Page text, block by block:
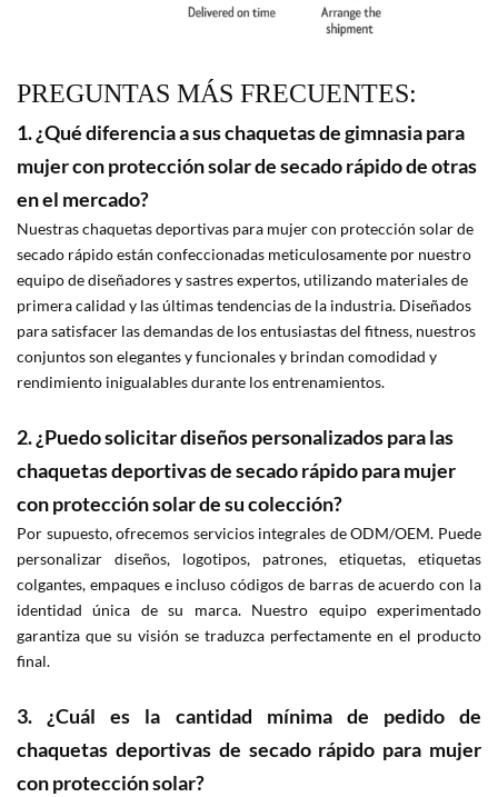
PREGUNTAS MÁS FRECUENTES:
1. ¿Qué diferencia a sus chaquetas de gimnasia para
mujer con protección solar de secado rápido de otras
en el mercado?
Nuestras chaquetas deportivas para mujer con protección solar de
secado rápido están confeccionadas meticulosamente por nuestro
equipo de diseñadores y sastres expertos, utilizando materiales de
primera calidad y las últimas tendencias de la industria. Diseñados
para satisfacer las demandas de los entusiastas del fitness, nuestros
conjuntos son elegantes y funcionales y brindan comodidad y
rendimiento inigualables durante los entrenamientos.
2. ¿Puedo solicitar diseños personalizados para las
chaquetas deportivas de secado rápido para mujer
con protección solar de su colección?
Por supuesto, ofrecemos servicios integrales de ODM/OEM. Puede
personalizar diseños, logotipos, patrones, etiquetas, etiquetas
colgantes, empaques e incluso códigos de barras de acuerdo con la
identidad única de su marca. Nuestro equipo experimentado
garantiza que su visión se traduzca perfectamente en el producto
final.
3. ¿Cuál es la cantidad mínima de pedido de
chaquetas deportivas de secado rápido para mujer
con protección solar?